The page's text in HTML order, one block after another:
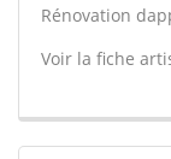
Rénovation
Voir la fiche